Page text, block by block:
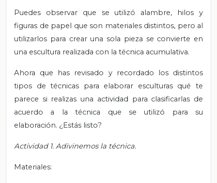
Puedes observar que se utilizó alambre, hilos y
figuras de papel que son materiales distintos, pero al
utilizarlos para crear una sola pieza se convierte en
una escultura realizada con la técnica acumulativa.
Ahora que has revisado y recordado los distintos
tipos de técnicas para elaborar esculturas qué te
parece si realizas una actividad para clasificarlas de
acuerdo a la técnica que se utilizó para su
elaboración. ¿Estás listo?
Actividad 1. Adivinemos la técnica.
Materiales: